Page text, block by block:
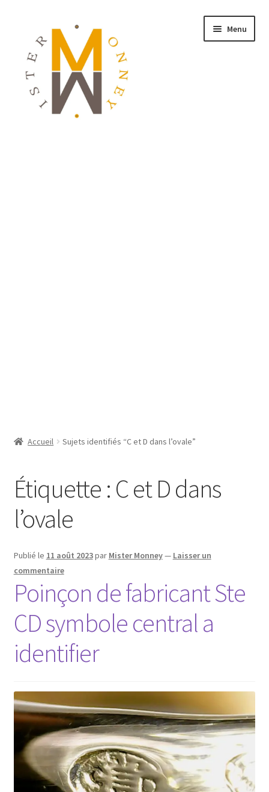
Menu
Accueil Sujets identifiés “C et D dans l’ovale”
Étiquette : C et D dans
l’ovale
Publié le 11 août 2023par Mister Monney— Laisser un
commentaire
Poinçon de fabricant Ste
CD symbole central a
identifier